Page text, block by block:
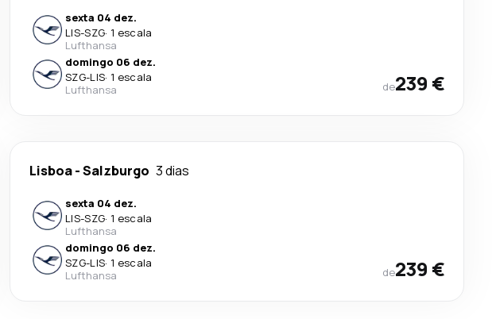
sexta 04 dez.
LIS-SZG· 1 escala
Lufthansa
domingo 06 dez.
SZG-LIS· 1 escala
Lufthansa
de239 €
Lisboa-Salzburgo 3 dias
sexta 04 dez.
LIS-SZG· 1 escala
Lufthansa
domingo 06 dez.
SZG-LIS· 1 escala
Lufthansa
de239 €